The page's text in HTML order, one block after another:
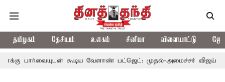
தமிழகம் தேசியம் உலகம் சினிமா விளையாட்டு
கூடிய வேளாண் பட்ஜெட்: முதல்-அமைச்சர் விஜய் தமிழக